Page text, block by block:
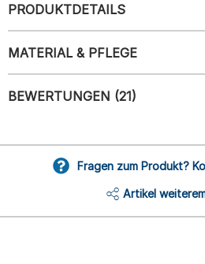
PRODUKTDETAILS
MATERIAL & PFLEGE
BEWERTUNGEN (21)
Fragen zum Produkt?
Artikel